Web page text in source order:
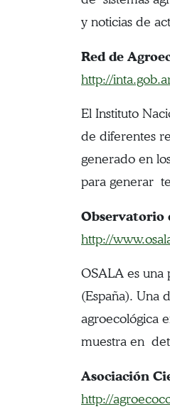
y noticias de
Red de
http://
El Instituto
de diferentes
generado en
para generar
Observatorio
http://
OSALA es una
(España). Una
agroecológica
muestra en
Asociación
http://